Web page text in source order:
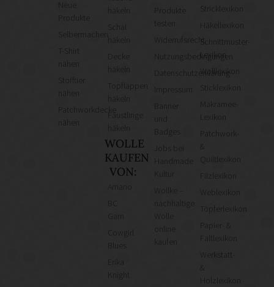
Neue
Produkte
Selbermachen
T-Shirt
Stofftier
Patchworkdecke
häkeln
häkeln
Topflappen
häkeln
Fäustlinge
häkeln
WOLLE
KAUFEN
VON:
Cowgirl
Knight
Produkte
testen
Widerrufsrecht
Nutzungsbedingungen
Datenschutzerklärung
Kultur
Wollke –
nachhaltige
kaufen
Stricklexikon
Häkellexikon
Schnittmuster-
Lexikon
Wolllexikon
Sticklexikon
Makramee-
Lexikon
Patchwork-
&
Quiltlexikon
Weblexikon
Töpferlexikon
Papier- &
Faltlexikon
Werkstatt-
&
Holzlexikon